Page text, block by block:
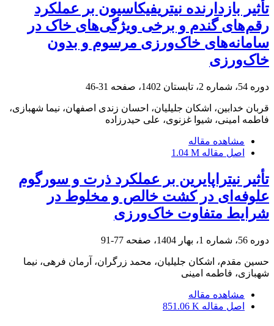
تأثیر بازدارنده نیتریفیکاسیون بر عملکرد
رقم‌های گندم و برخی ویژگی‌های خاک در
سامانه‌های خاک‌ورزی مرسوم و بدون
خاک‌ورزی
دوره 54، شماره 2، تابستان 1402، صفحه 31-46
قربان خدابین، اشکان جلیلیان، احسان زندی اصفهان، نیما شهبازی،
فاطمه امینی، شیوا غزنوی، علی حیدرزاده
مشاهده مقاله
اصل مقاله 1.04 M
تأثیر نیتراپایرین بر عملکرد ذرت و سورگوم
علوفه‌ای در کشت خالص و مخلوط در
شرایط متفاوت خاک‌ورزی
دوره 56، شماره 1، بهار 1404، صفحه 77-91
حسین مقدم، اشکان جلیلیان، محمد زرگران، آرمان فرهی، نیما
شهبازی، فاطمه امینی
مشاهده مقاله
اصل مقاله 851.06 K